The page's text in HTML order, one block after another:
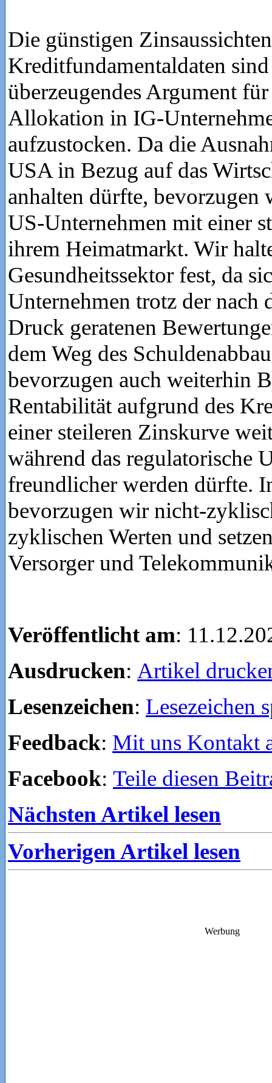
Die günstigen
Kreditfundamentaldaten
überzeugendes Argument
Allokation in IG-
aufzustocken. Da die
USA in Bezug auf das
anhalten dürfte,
US-Unternehmen mit einer
ihrem Heimatmarkt. Wir
Gesundheitssektor fest, da
Unternehmen trotz der nach
Druck geratenen
dem Weg des
bevorzugen auch weiterhin
Rentabilität aufgrund des
einer steileren Zinskurve
während das regulatorische
freundlicher werden dürfte.
bevorzugen wir nicht-
zyklischen Werten und
Versorger und
Veröffentlicht am:
Ausdrucken: Artikel
Lesenzeichen: Lesezeichen
Feedback: Mit uns Kontakt
Facebook: Teile diesen
Nächsten Artikel lesen
Vorherigen Artikel lesen
Werbung